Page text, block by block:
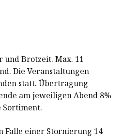
und Brotzeit. Max. 11
Die Veranstaltungen
statt. Übertragung
am jeweiligen Abend 8%
Sortiment.
Falle einer Stornierung 14